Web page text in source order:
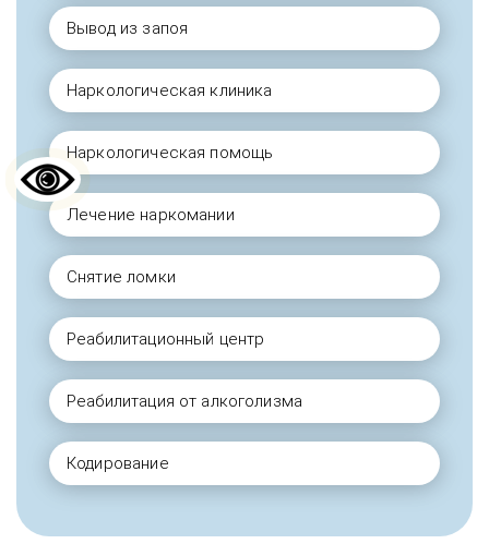
Вывод из запоя
Наркологическая клиника
Наркологическая помощь
Лечение наркомании
Снятие ломки
Реабилитационный центр
Реабилитация от алкоголизма
Кодирование